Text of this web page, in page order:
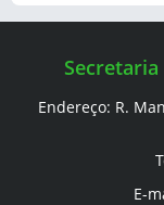
Endereço: R.
E-